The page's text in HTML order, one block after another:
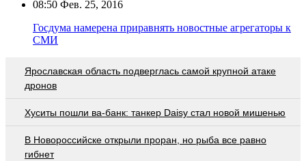
08:50 Фев. 25, 2016
Госдума намерена приравнять новостные агрегаторы к
СМИ
Ярославская область подверглась самой крупной атаке
дронов
Хуситы пошли ва-банк: танкер Daisy стал новой мишенью
В Новороссийске открыли проран, но рыба все равно
гибнет